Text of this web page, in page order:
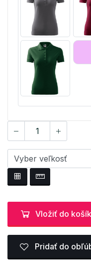
Vložiť do
Pridať do